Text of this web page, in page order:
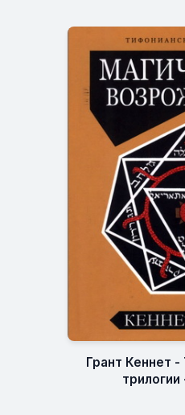
Грант Кеннет
трилогии